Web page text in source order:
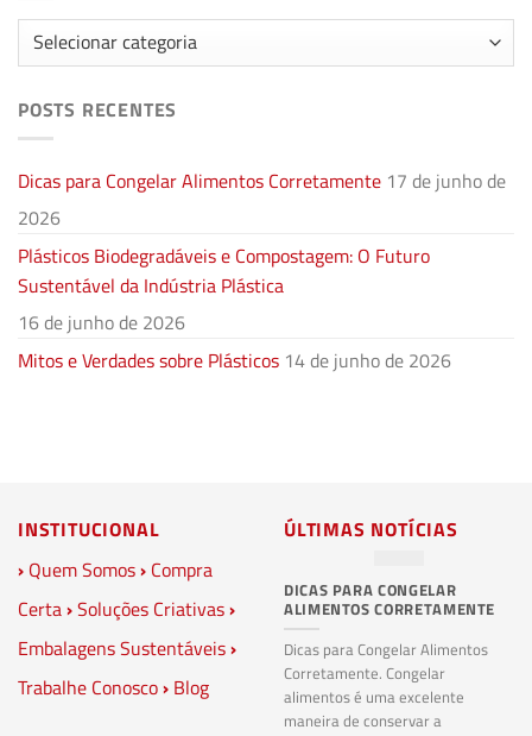
Categorias
POSTS RECENTES
Dicas para Congelar Alimentos Corretamente 17 de junho de
2026
Plásticos Biodegradáveis e Compostagem: O Futuro
Sustentável da Indústria Plástica
16 de junho de 2026
Mitos e Verdades sobre Plásticos 14 de junho de 2026
INSTITUCIONAL
› Quem Somos› Compra
Certa›Soluções Criativas›
Embalagens Sustentáveis›
Trabalhe Conosco› Blog
ÚLTIMAS NOTÍCIAS
DICAS PARA CONGELAR
ALIMENTOS CORRETAMENTE
Dicas para Congelar Alimentos
Corretamente. Congelar
alimentos é uma excelente
maneira de conservar a